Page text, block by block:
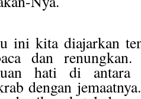
ini kita diajarkan
dan renungkan.
hati di antara
dengan